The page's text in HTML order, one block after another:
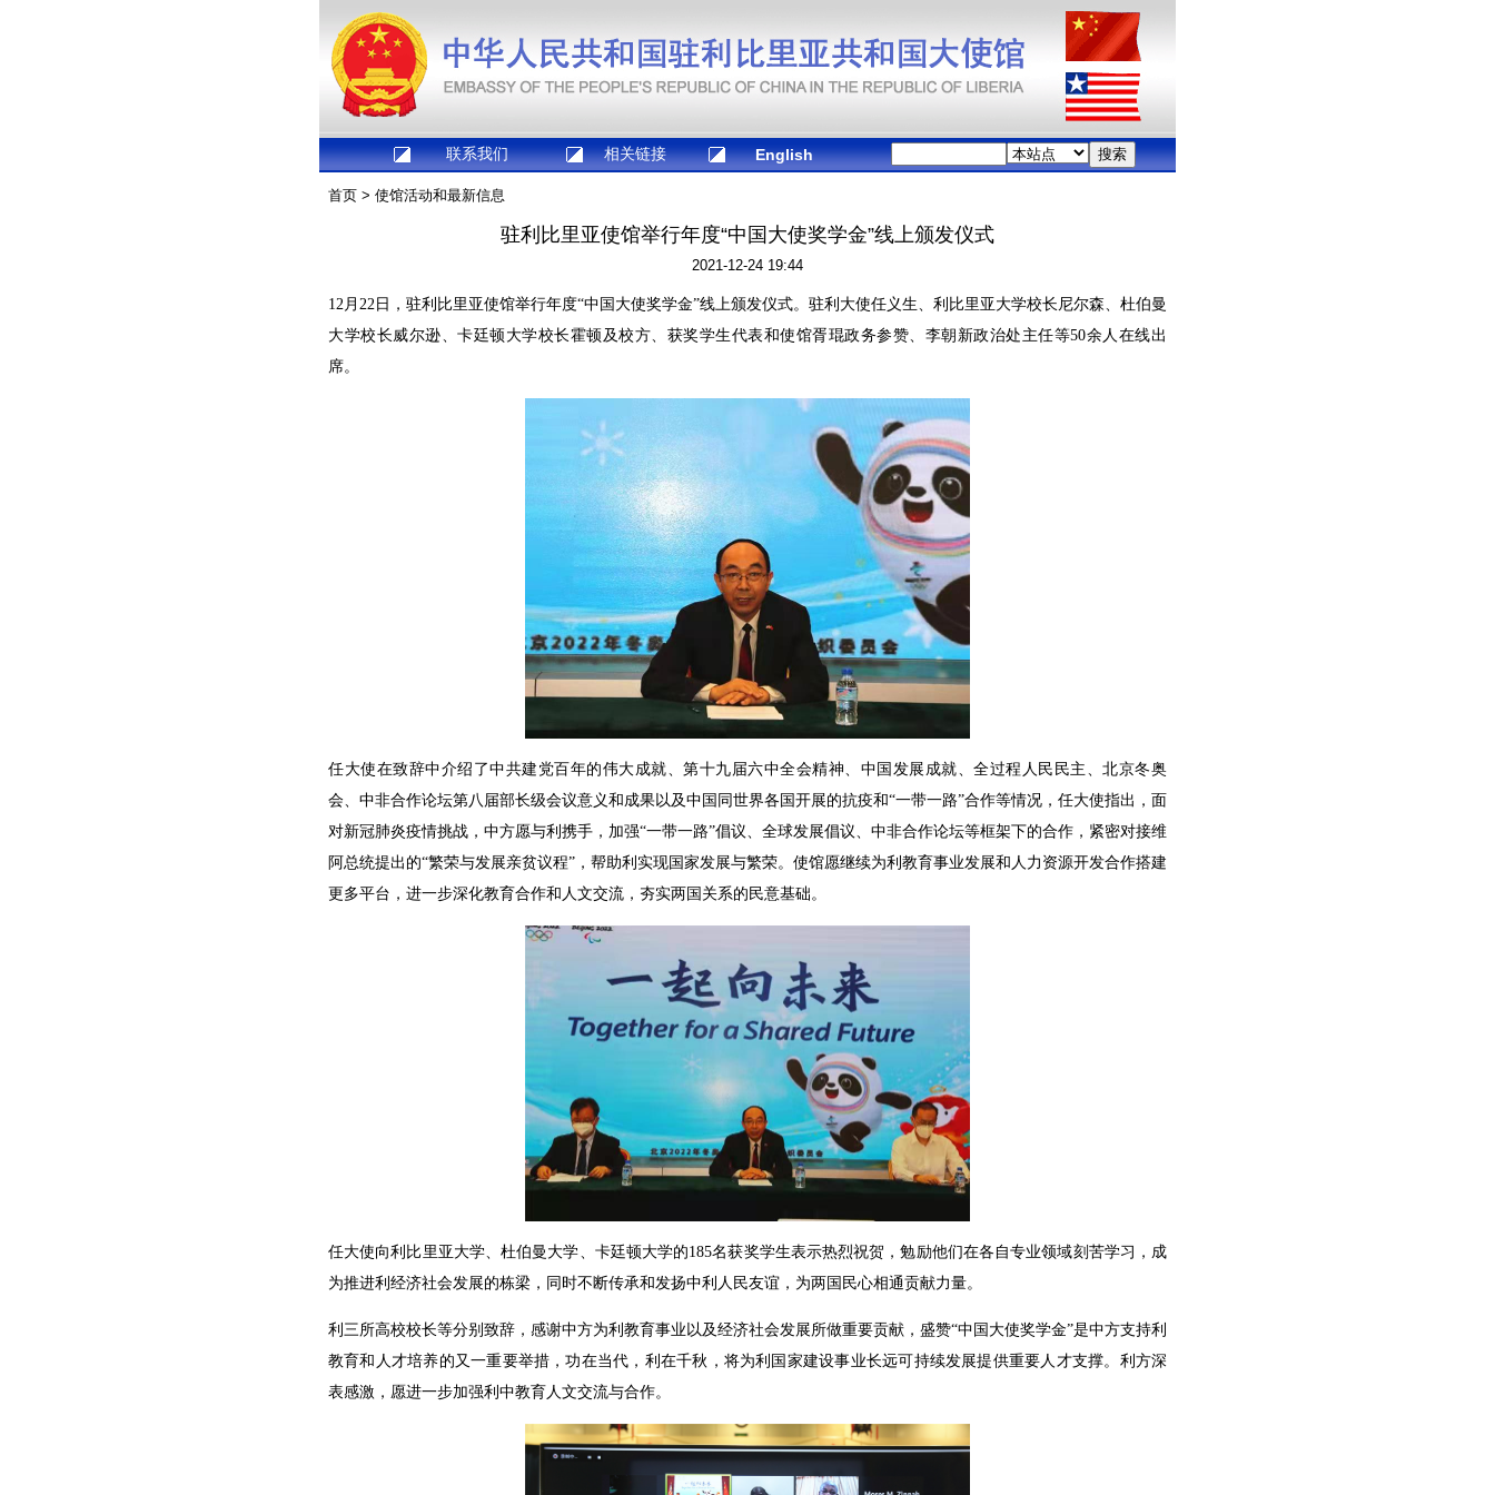
联系我们 相关链接 English
首页 > 使馆活动和最新信息
驻利比里亚使馆举行年度“中国大使奖学金”线上颁发仪式
2021-12-24 19:44
12月22日，驻利比里亚使馆举行年度“中国大使奖学金”线上颁发仪式。驻利大使任义生、利比里亚大学校长尼尔森、杜伯曼
大学校长威尔逊、卡廷顿大学校长霍顿及校方、获奖学生代表和使馆胥琨政务参赞、李朝新政治处主任等50余人在线出
席。
任大使在致辞中介绍了中共建党百年的伟大成就、第十九届六中全会精神、中国发展成就、全过程人民民主、北京冬奥
会、中非合作论坛第八届部长级会议意义和成果以及中国同世界各国开展的抗疫和“一带一路”合作等情况，任大使指出，面
对新冠肺炎疫情挑战，中方愿与利携手，加强“一带一路”倡议、全球发展倡议、中非合作论坛等框架下的合作，紧密对接维
阿总统提出的“繁荣与发展亲贫议程”，帮助利实现国家发展与繁荣。使馆愿继续为利教育事业发展和人力资源开发合作搭建
更多平台，进一步深化教育合作和人文交流，夯实两国关系的民意基础。
任大使向利比里亚大学、杜伯曼大学、卡廷顿大学的185名获奖学生表示热烈祝贺，勉励他们在各自专业领域刻苦学习，成
为推进利经济社会发展的栋梁，同时不断传承和发扬中利人民友谊，为两国民心相通贡献力量。
利三所高校校长等分别致辞，感谢中方为利教育事业以及经济社会发展所做重要贡献，盛赞“中国大使奖学金”是中方支持利
教育和人才培养的又一重要举措，功在当代，利在千秋，将为利国家建设事业长远可持续发展提供重要人才支撑。利方深
表感激，愿进一步加强利中教育人文交流与合作。